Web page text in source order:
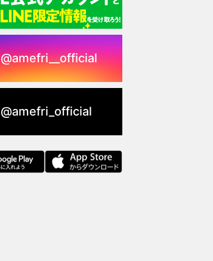
@amefri__official
@amefri_official